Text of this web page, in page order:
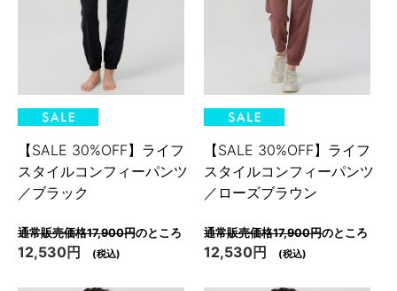
【SALE 30%OFF】ライフ
スタイルコンフィーパンツ
／ブラック
通常販売価格17,900円のところ
12,530円 (税込)
【SALE 30%OFF】ライフ
スタイルコンフィーパンツ
／ローズブラウン
通常販売価格17,900円のところ
12,530円 (税込)